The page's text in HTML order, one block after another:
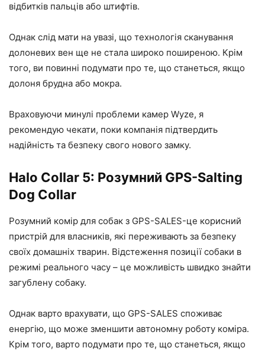
відбитків пальців або штифтів.
Однак слід мати на увазі, що технологія сканування
долоневих вен ще не стала широко поширеною. Крім
того, ви повинні подумати про те, що станеться, якщо
долоня брудна або мокра.
Враховуючи минулі проблеми камер Wyze, я
рекомендую чекати, поки компанія підтвердить
надійність та безпеку свого нового замку.
Halo Collar 5: Розумний GPS-Salting
Dog Collar
Розумний комір для собак з GPS-SALES-це корисний
пристрій для власників, які переживають за безпеку
своїх домашніх тварин. Відстеження позиції собаки в
режимі реального часу – це можливість швидко знайти
загублену собаку.
Однак варто врахувати, що GPS-SALES споживає
енергію, що може зменшити автономну роботу коміра.
Крім того, варто подумати про те, що станеться, якщо